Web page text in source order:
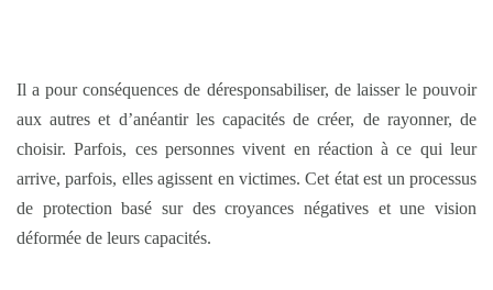
Il a pour conséquences de déresponsabiliser, de laisser le pouvoir
aux autres et d’anéantir les capacités de créer, de rayonner, de
choisir. Parfois, ces personnes vivent en réaction à ce qui leur
arrive, parfois, elles agissent en victimes. Cet état est un processus
de protection basé sur des croyances négatives et une vision
déformée de leurs capacités.